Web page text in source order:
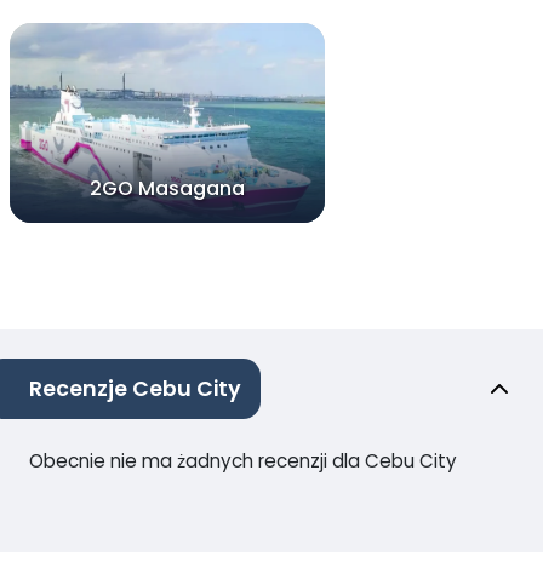
2GO Masagana
Recenzje Cebu City
Obecnie nie ma żadnych recenzji dla Cebu City